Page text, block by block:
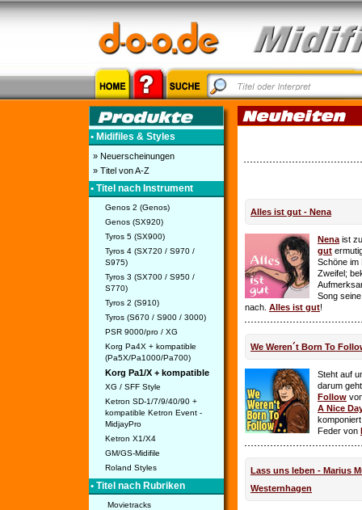
• Midifiles & Styles
» Neuerscheinungen
» Titel von A-Z
• Titel nach Instrument
Genos 2 (Genos)
Genos (SX920)
Tyros 5 (SX900)
Tyros 4 (SX720 / S970 /
S975)
Tyros 3 (SX700 / S950 /
S770)
Tyros 2 (S910)
Tyros (S670 / S900 / 3000)
PSR 9000/pro / XG
Korg Pa4X + kompatible
(Pa5X/Pa1000/Pa700)
Korg Pa1/X + kompatible
XG / SFF Style
Ketron SD-1/7/9/40/90 +
kompatible Ketron Event -
MidjayPro
Ketron X1/X4
GM/GS-Midifile
Roland Styles
• Titel nach Rubriken
Movietracks
Alles ist gut - Nena
Nena ist
gut
Schöne im
Zweifel;
Song
nach. Alles ist gut!
We Weren´t Born To
Steht auf
darum
Follow
A Nice
Feder von
Lass uns leben - Marius
Westernhagen